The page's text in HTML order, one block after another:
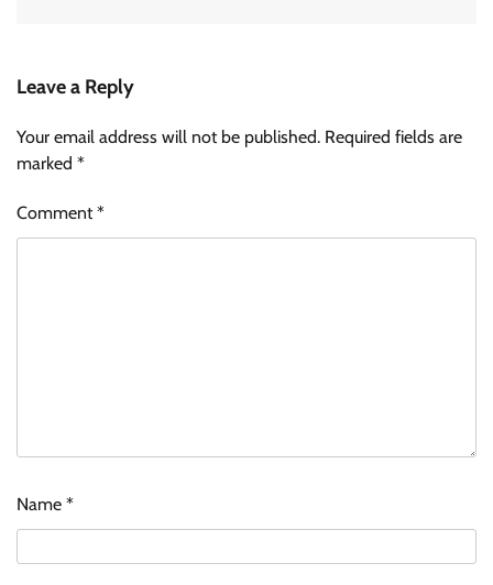
Leave a Reply
Your email address will not be published. Required fields are
marked *
Comment*
Name *